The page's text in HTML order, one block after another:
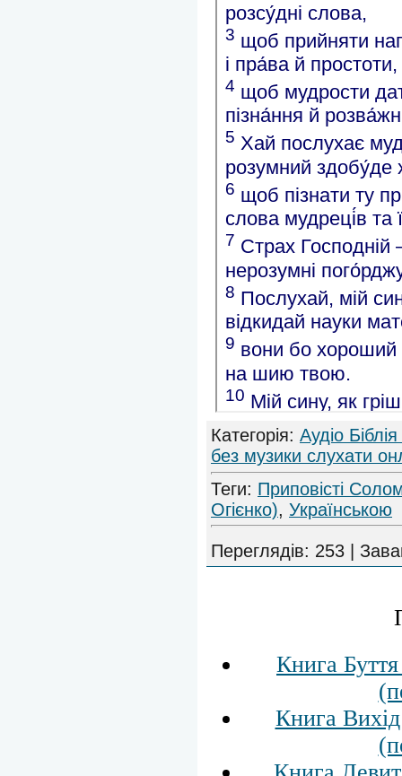
Категорія: Аудіо
без музики слухати
Теги: Приповісті
Огієнко), Українською
Переглядів: 253
Книга
Книга